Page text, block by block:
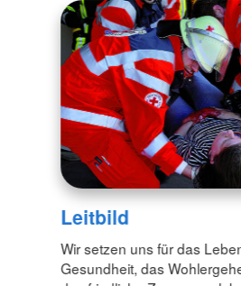
Leitbild
Wir setzen uns für das
Gesundheit, das